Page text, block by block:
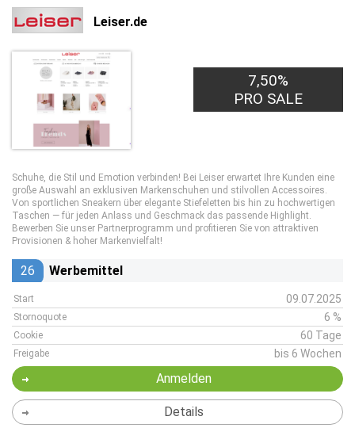
Leiser.de
7,50%
PRO SALE
Schuhe, die Stil und Emotion verbinden! Bei Leiser erwartet Ihre Kunden eine
große Auswahl an exklusiven Markenschuhen und stilvollen Accessoires.
Von sportlichen Sneakern über elegante Stiefeletten bis hin zu hochwertigen
Taschen — für jeden Anlass und Geschmack das passende Highlight.
Bewerben Sie unser Partnerprogramm und profitieren Sie von attraktiven
Provisionen & hoher Markenvielfalt!
26 Werbemittel
Start 09.07.2025
Stornoquote 6 %
Cookie 60 Tage
Freigabe bis 6 Wochen
Anmelden
Details